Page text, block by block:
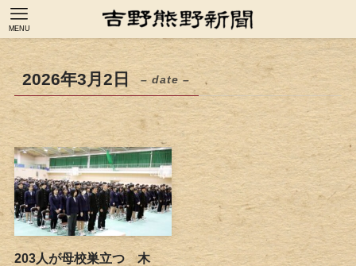
MENU
2026年3月2日 – date –
203人が母校巣立つ 木